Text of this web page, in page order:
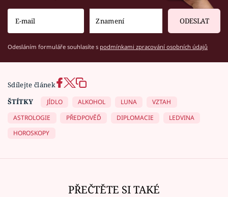
ODESLAT
Odesláním formuláře souhlasíte s podmínkami zpracování osobních údajů
Sdílejte článek
ŠTÍTKY
JÍDLO ALKOHOL LUNA
VZTAH
ASTROLOGIE
PŘEDPOVĚĎ DIPLOMACIE
LEDVINA
HOROSKOPY
PŘEČTĚTE SI TAKÉ